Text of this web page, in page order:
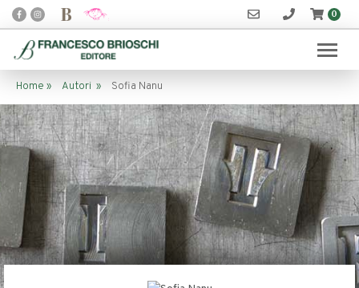
0
Home » Autori » Sofia Nanu